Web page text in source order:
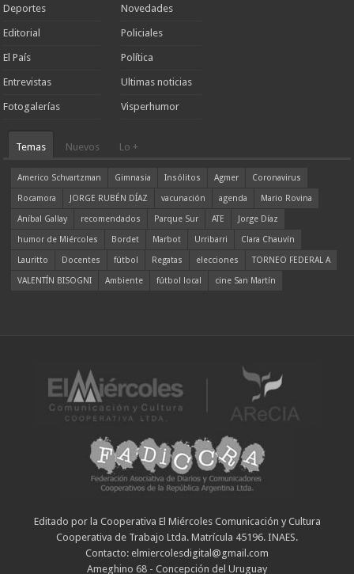
Deportes
Editorial
El País
Entrevistas
Fotogalerías
Novedades
Policiales
Política
Ultimas noticias
Visperhumor
Temas Nuevos Lo +
Americo Schvartzman Gimnasia Insólitos Agmer
Coronavirus
Rocamora
JORGE RUBÉN DÍAZ vacunación agenda
Mario Rovina
Aníbal Gallay
recomendados Parque Sur ATE
Jorge Díaz
humor de Miércoles
Bordet Marbot Urribarri
Clara Chauvín
Lauritto
Docentes fútbol Regatas elecciones
TORNEO FEDERAL A
VALENTÍN BISOGNI
Ambiente fútbol local cine San Martín
Editado por la Cooperativa El Miércoles Comunicación y Cultura
Cooperativa de Trabajo Ltda. Matrícula 45196. INAES.
Contacto: elmiercolesdigital@gmail.com
Ameghino 68 - Concepción del Uruguay